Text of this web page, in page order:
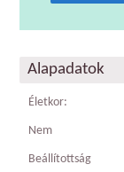
Alapadatok
Életkor:
Nem
Beállítottság